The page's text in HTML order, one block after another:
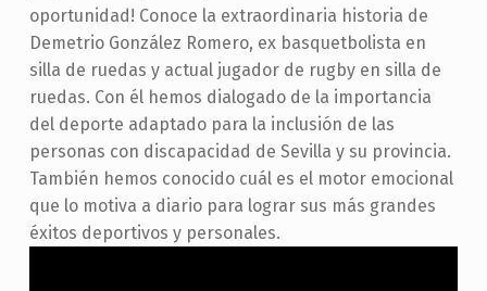
oportunidad! Conoce la extraordinaria historia de
Demetrio González Romero, ex basquetbolista en
silla de ruedas y actual jugador de rugby en silla de
ruedas. Con él hemos dialogado de la importancia
del deporte adaptado para la inclusión de las
personas con discapacidad de Sevilla y su provincia.
También hemos conocido cuál es el motor emocional
que lo motiva a diario para lograr sus más grandes
éxitos deportivos y personales.